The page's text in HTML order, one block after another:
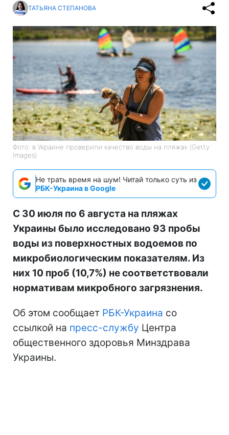
ТАТЬЯНА СТЕПАНОВА
Фото: в Украине проверили качество воды на пляжах (Getty
Images)
Не трать время на шум! Читай только суть из
РБК-Украина в Google
С 30 июля по 6 августа на пляжах
Украины было исследовано 93 пробы
воды из поверхностных водоемов по
микробиологическим показателям. Из
них 10 проб (10,7%) не соответствовали
нормативам микробного загрязнения.
Об этом сообщает РБК-Украина со
ссылкой на пресс-службу Центра
общественного здоровья Минздрава
Украины.